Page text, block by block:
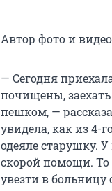
Автор фото и
— Сегодня
почищены,
пешком, —
увидела, как из 4-
одеяле старушку.
скорой помощи. То
увезти в больницу